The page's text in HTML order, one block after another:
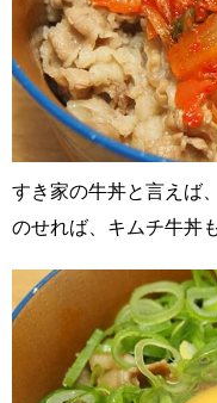
すき家の牛丼と言えば
のせれば、キムチ牛丼